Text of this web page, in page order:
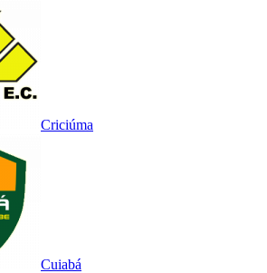
Criciúma
Cuiabá